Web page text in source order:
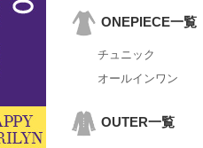
ONEPIECE一覧
チュニック
オールインワン
OUTER一覧